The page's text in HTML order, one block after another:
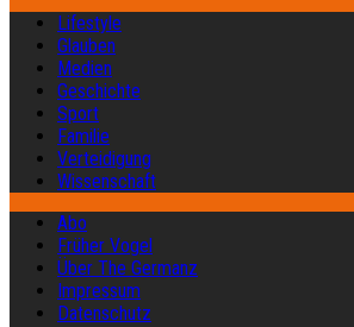
Lifestyle
Glauben
Medien
Geschichte
Sport
Familie
Verteidigung
Wissenschaft
Abo
Früher Vogel
Über The Germanz
Impressum
Datenschutz